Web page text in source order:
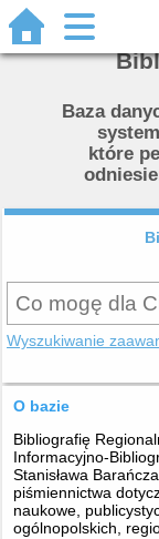
Baza
które
Wyszukiwanie
O bazie
Bibliografię
Informacyjno-
Stanisława
piśmiennictwa
naukowe,
ogólnopolskich,